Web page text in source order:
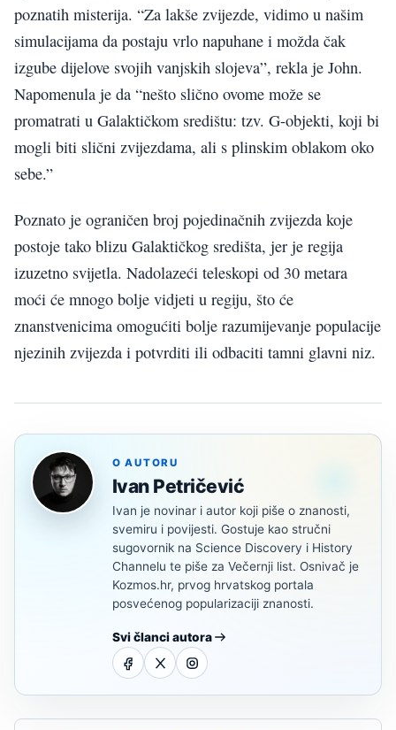
poznatih misterija. “Za lakše zvijezde, vidimo u našim
simulacijama da postaju vrlo napuhane i možda čak
izgube dijelove svojih vanjskih slojeva”, rekla je John.
Napomenula je da “nešto slično ovome može se
promatrati u Galaktičkom središtu: tzv. G-objekti, koji bi
mogli biti slični zvijezdama, ali s plinskim oblakom oko
sebe.”
Poznato je ograničen broj pojedinačnih zvijezda koje
postoje tako blizu Galaktičkog središta, jer je regija
izuzetno svijetla. Nadolazeći teleskopi od 30 metara
moći će mnogo bolje vidjeti u regiju, što će
znanstvenicima omogućiti bolje razumijevanje populacije
njezinih zvijezda i potvrditi ili odbaciti tamni glavni niz.
O AUTORU
Ivan Petričević
Ivan je novinar i autor koji piše o znanosti,
svemiru i povijesti. Gostuje kao stručni
sugovornik na Science Discovery i History
Channelu te piše za Večernji list. Osnivač je
Kozmos.hr, prvog hrvatskog portala
posvećenog popularizaciji znanosti.
Svi članci autora